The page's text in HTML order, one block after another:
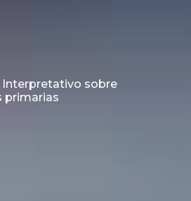
Interpretativo sobre
primarias